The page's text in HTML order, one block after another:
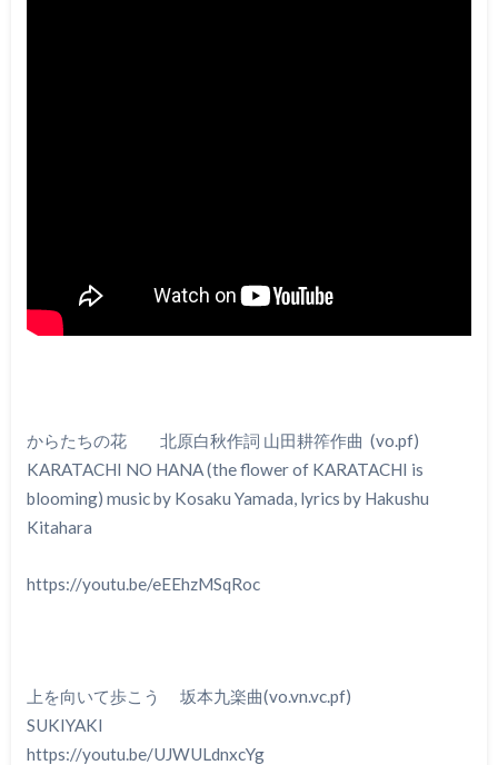
からたちの花 北原白秋作詞 山田耕筰作曲 (vo.pf)
KARATACHI NO HANA (the flower of KARATACHI is
blooming) music by Kosaku Yamada, lyrics by Hakushu
Kitahara
https://youtu.be/eEEhzMSqRoc
上を向いて歩こう 坂本九楽曲(vo.vn.vc.pf)
SUKIYAKI
https://youtu.be/UJWULdnxcYg